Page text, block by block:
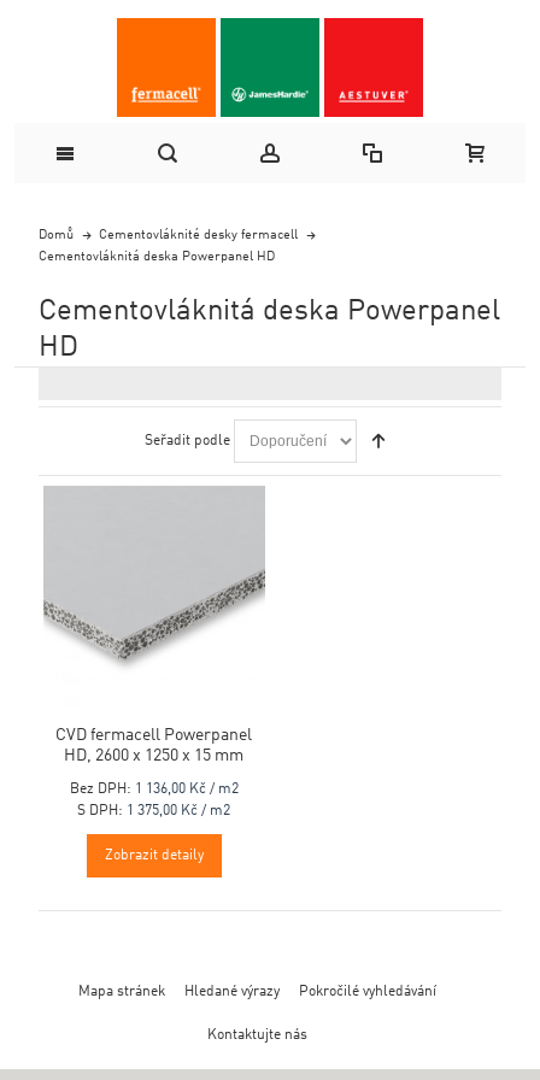
Domů
Cementovláknité desky fermacell
Cementovláknitá deska Powerpanel HD
Cementovláknitá deska Powerpanel
HD
Seřadit podle
CVD fermacell Powerpanel
HD, 2600 x 1250 x 15 mm
Bez DPH: 1 136,00 Kč / m2
S DPH: 1 375,00 Kč / m2
Zobrazit detaily
Mapa stránek Hledané výrazy Pokročilé vyhledávání
Kontaktujte nás